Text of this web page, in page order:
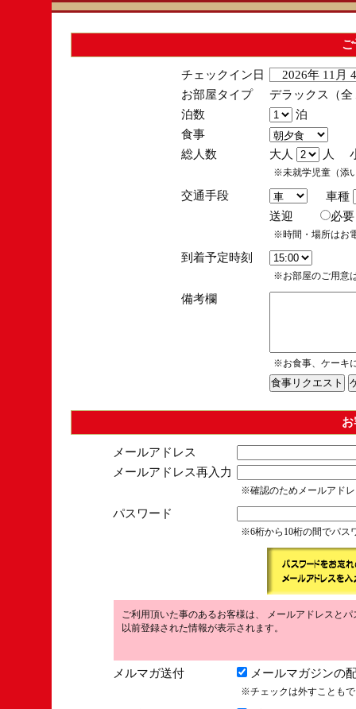
チェックイン日
2026年 11
お部屋タイプ
デラックス（
泊数
泊
食事
総人数
大人 人
※未就学児童（添
交通手段
車種
送迎
※時間・場所はお
到着予定時刻
※お部屋のご用意
備考欄
※お食事、ケーキ
メールアドレス
メールアドレス再入力
※確認のためメールアド
パスワード
※6桁から10桁の間でパス
ご利用頂いた事のあるお客様は、 メールアドレスと
以前登録された情報が表示されます。
メルマガ送付 メールマガジンの
※チェックは外すことも